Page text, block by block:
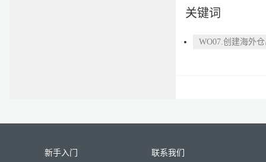
关键词
WO07.创建海外
新手入门 联系我们